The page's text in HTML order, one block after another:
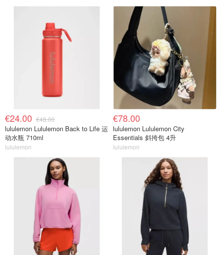
€24.00 €48.00
lululemon Lululemon Back to Life 运
动水瓶 710ml
lululemon
€78.00
lululemon Lululemon City
Essentials 斜挎包 4升
lululemon